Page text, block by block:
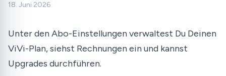
18. Juni 2026
Unter den Abo-Einstellungen verwaltest Du Deinen
ViVi-Plan, siehst Rechnungen ein und kannst
Upgrades durchführen.